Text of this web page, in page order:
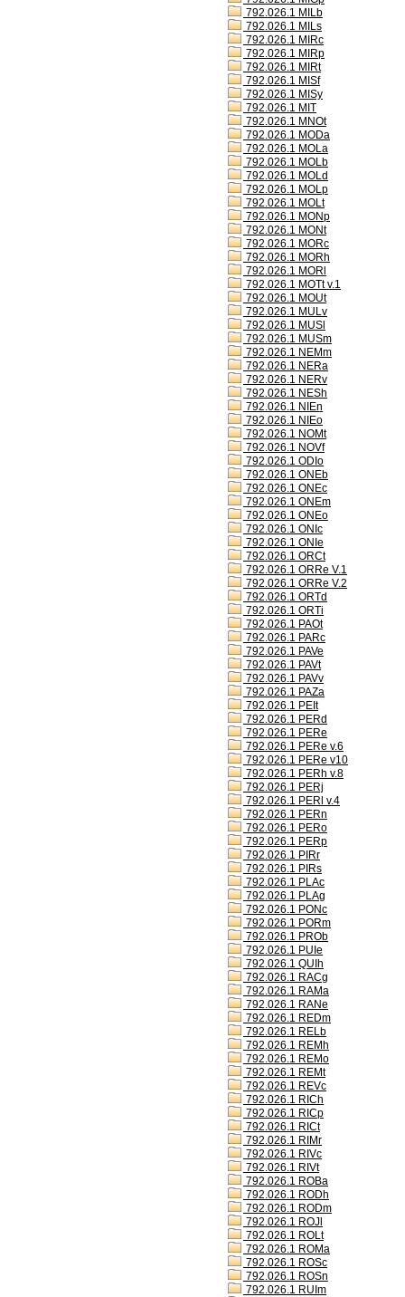
792.026.1 MILb
792.026.1 MILs
792.026.1 MIRc
792.026.1 MIRp
792.026.1 MIRt
792.026.1 MISf
792.026.1 MISy
792.026.1 MIT
792.026.1 MNOt
792.026.1 MODa
792.026.1 MOLa
792.026.1 MOLb
792.026.1 MOLd
792.026.1 MOLp
792.026.1 MOLt
792.026.1 MONp
792.026.1 MONt
792.026.1 MORc
792.026.1 MORh
792.026.1 MORl
792.026.1 MOTt v.1
792.026.1 MOUt
792.026.1 MULv
792.026.1 MUSl
792.026.1 MUSm
792.026.1 NEMm
792.026.1 NERa
792.026.1 NERv
792.026.1 NESh
792.026.1 NIEn
792.026.1 NIEo
792.026.1 NOMt
792.026.1 NOVf
792.026.1 ODIo
792.026.1 ONEb
792.026.1 ONEc
792.026.1 ONEm
792.026.1 ONEo
792.026.1 ONIc
792.026.1 ONIe
792.026.1 ORCt
792.026.1 ORRe V.1
792.026.1 ORRe V.2
792.026.1 ORTd
792.026.1 ORTi
792.026.1 PAOt
792.026.1 PARc
792.026.1 PAVe
792.026.1 PAVt
792.026.1 PAVv
792.026.1 PAZa
792.026.1 PEIt
792.026.1 PERd
792.026.1 PERe
792.026.1 PERe v.6
792.026.1 PERe v10
792.026.1 PERh v.8
792.026.1 PERj
792.026.1 PERl v.4
792.026.1 PERn
792.026.1 PERo
792.026.1 PERp
792.026.1 PIRr
792.026.1 PIRs
792.026.1 PLAc
792.026.1 PLAg
792.026.1 PONc
792.026.1 PORm
792.026.1 PROb
792.026.1 PUIe
792.026.1 QUIh
792.026.1 RACg
792.026.1 RAMa
792.026.1 RANe
792.026.1 REDm
792.026.1 RELb
792.026.1 REMh
792.026.1 REMo
792.026.1 REMt
792.026.1 REVc
792.026.1 RICh
792.026.1 RICp
792.026.1 RICt
792.026.1 RIMr
792.026.1 RIVc
792.026.1 RIVt
792.026.1 ROBa
792.026.1 RODh
792.026.1 RODm
792.026.1 ROJl
792.026.1 ROLt
792.026.1 ROMa
792.026.1 ROSc
792.026.1 ROSn
792.026.1 RUIm